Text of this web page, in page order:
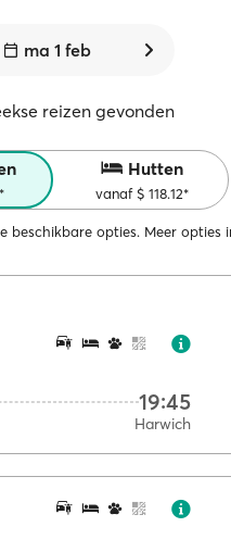
ma 1 feb
reizen gevonden
Hutten
vanaf $ 118.12*
beschikbare opties. Meer opties
19:45
Harwich